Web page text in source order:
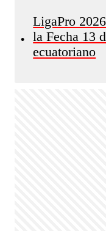
•
LigaPro
la Fecha 13
ecuatoriano